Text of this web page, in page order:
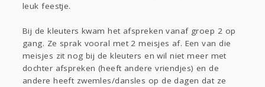
leuk feestje.
Bij de kleuters kwam het afspreken vanaf groep 2 op
gang. Ze sprak vooral met 2 meisjes af. Een van die
meisjes zit nog bij de kleuters en wil niet meer met
dochter afspreken (heeft andere vriendjes) en de
andere heeft zwemles/dansles op de dagen dat ze